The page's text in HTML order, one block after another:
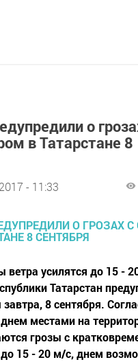
о
в Татарстане 8
- 11:33
ветра усилятся до 15 -
Татарстан
8 сентября.
местами на
грозы с
до 15 - 20 м/с, днем